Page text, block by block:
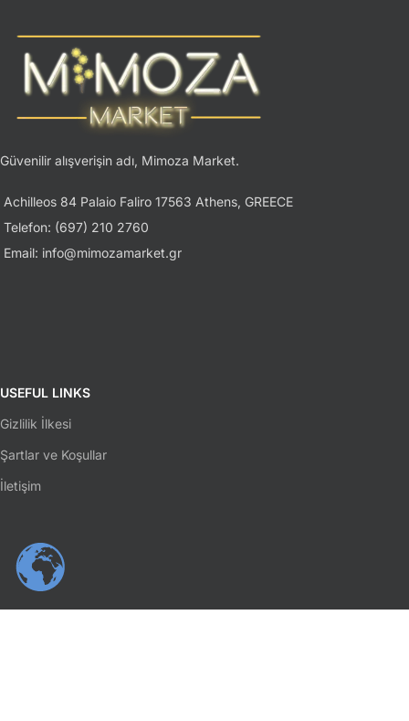
Güvenilir alışverişin adı, Mimoza Market.
Achilleos 84 Palaio Faliro 17563 Athens, GREECE
Telefon: (697) 210 2760
Email: info@mimozamarket.gr
USEFUL LINKS
Gizlilik İlkesi
Şartlar ve Koşullar
İletişim